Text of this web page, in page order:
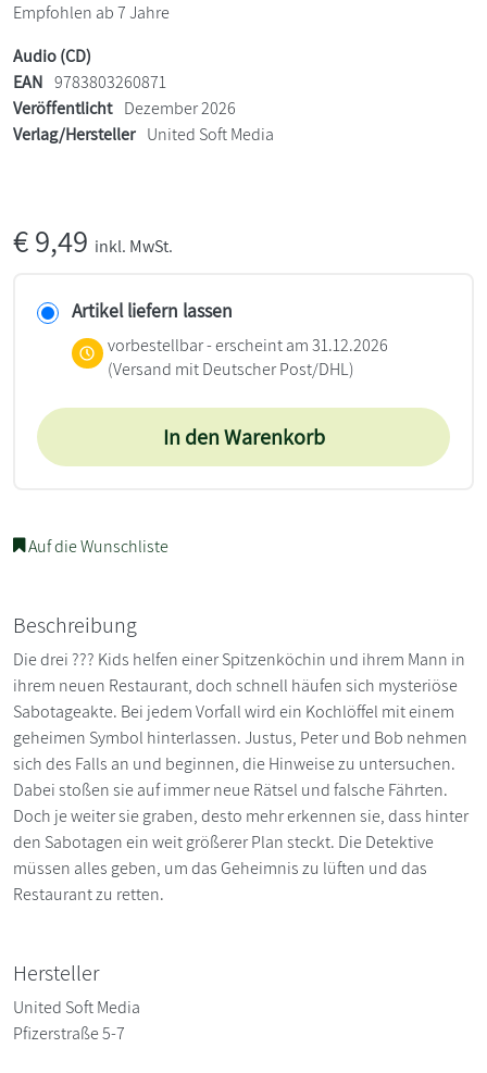
Empfohlen ab 7 Jahre
Audio (CD)
EAN 9783803260871
Veröffentlicht Dezember 2026
Verlag/Hersteller United Soft Media
€9,49 inkl. MwSt.
Artikel liefern lassen
vorbestellbar - erscheint am 31.12.2026
(Versand mit Deutscher Post/DHL)
In den Warenkorb
Auf die Wunschliste
Beschreibung
Die drei ??? Kids helfen einer Spitzenköchin und ihrem Mann in
ihrem neuen Restaurant, doch schnell häufen sich mysteriöse
Sabotageakte. Bei jedem Vorfall wird ein Kochlöffel mit einem
geheimen Symbol hinterlassen. Justus, Peter und Bob nehmen
sich des Falls an und beginnen, die Hinweise zu untersuchen.
Dabei stoßen sie auf immer neue Rätsel und falsche Fährten.
Doch je weiter sie graben, desto mehr erkennen sie, dass hinter
den Sabotagen ein weit größerer Plan steckt. Die Detektive
müssen alles geben, um das Geheimnis zu lüften und das
Restaurant zu retten.
Hersteller
United Soft Media
Pfizerstraße 5-7